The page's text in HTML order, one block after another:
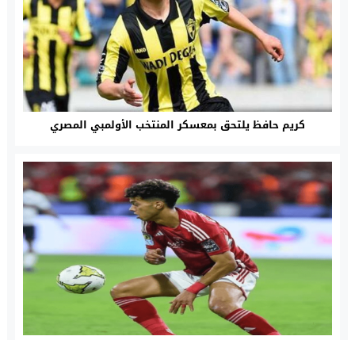
كريم حافظ يلتحق بمعسكر المنتخب الأولمبي المصري